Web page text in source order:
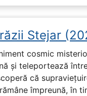
Stejar
cosmic
și teleportează
că
împreună, în